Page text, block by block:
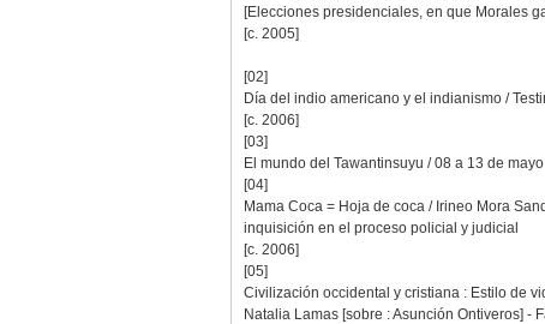
[Elecciones presidenciales, en que Morales
[c. 2005]
[02]
Día del indio americano y el indianismo /
[c. 2006]
[03]
El mundo del Tawantinsuyu / 08 a 13 de
[04]
Mama Coca = Hoja de coca / Irineo Mora
inquisición en el proceso policial y judicial
[c. 2006]
[05]
Civilización occidental y cristiana : Estilo de
Natalia Lamas [sobre : Asunción Ontiveros]